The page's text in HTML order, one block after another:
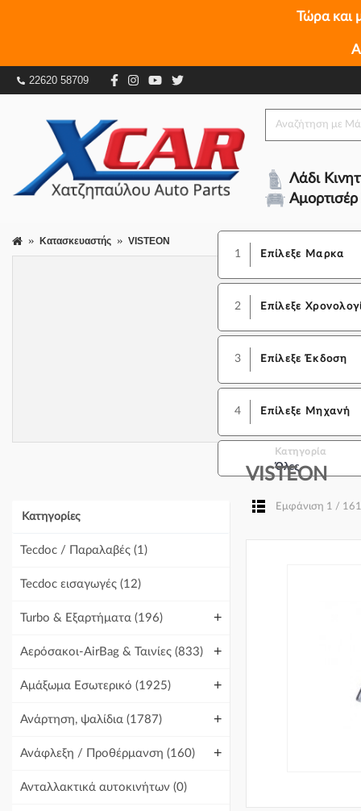
Τώρα και
22620 58709
Λάδι
Κατασκευαστής
VISTEON
1
Επίλεξε Μαρκα
2 Επίλεξε
3 Επίλεξε Έκδοση
4 Επίλεξε Μηχανή
Κατηγορία
Όλες
Κατηγορίες
Tecdoc / Παραλαβές (1)
Tecdoc εισαγωγές (12)
Turbo & Εξαρτήματα (196) +
Αερόσακοι-AirBag & Ταινίες (833) +
Αμάξωμα Εσωτερικό (1925) +
Ανάρτηση, ψαλίδια (1787) +
Ανάφλεξη / Προθέρμανση (160) +
Ανταλλακτικά αυτοκινήτων (0)
VISTEON
Εμφάνιση 1 /